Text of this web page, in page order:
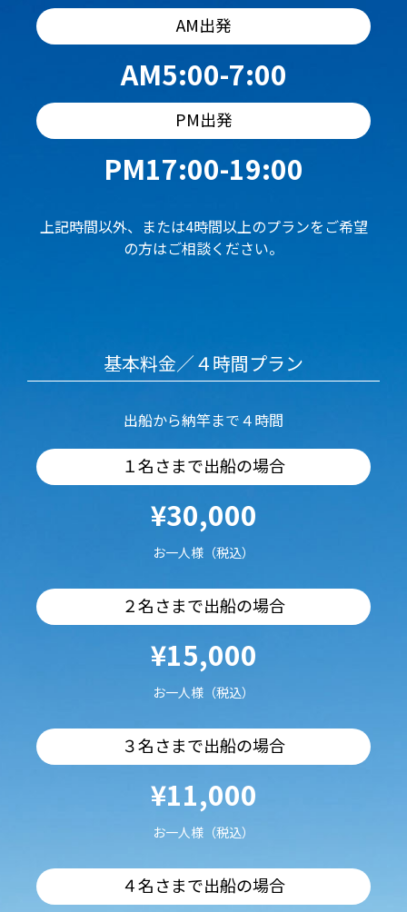
AM出発
AM5:00-7:00
PM出発
PM17:00-19:00
上記時間以外、または4時間以上のプランをご希望
の方はご相談ください。
基本料金／４時間プラン
出船から納竿まで４時間
１名さまで出船の場合
¥30,000
お一人様（税込）
２名さまで出船の場合
¥15,000
お一人様（税込）
３名さまで出船の場合
¥11,000
お一人様（税込）
４名さまで出船の場合